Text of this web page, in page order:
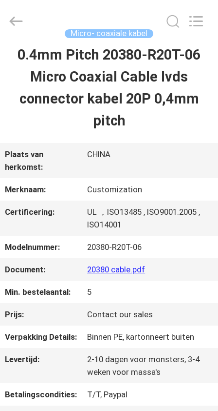
HUIS
PRODUCTEN
OVER
ONS
FABRIEKSTOUR
NEEM
CONTACT
MET
ONS
Media
Micro- coaxiale kabel
0.4mm Pitch 20380-R20T-06
Micro Coaxial Cable lvds
connector kabel 20P 0,4mm
pitch
Plaats van
herkomst:
CHINA
Merknaam: Customization
Certificering:
UL ，ISO13485 , ISO9001.2005 ,
ISO14001
Modelnummer: 20380-R20T-06
Document: 20380 cable.pdf
Min. bestelaantal: 5
Prijs: Contact our sales
Verpakking Details: Binnen PE, kartonneert buiten
Levertijd:
2-10 dagen voor monsters, 3-4
weken voor massa's
Betalingscondities: T/T, Paypal